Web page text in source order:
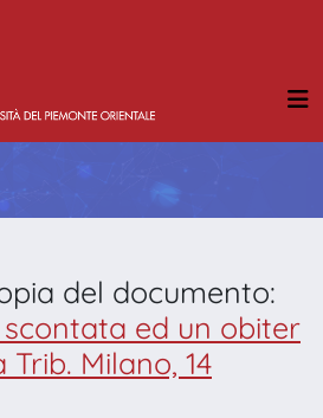
del documento:
ed un obiter
Milano, 14